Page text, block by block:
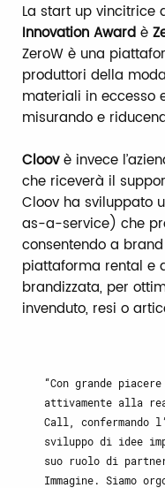
La start up vincitrice
Innovation Award è
ZeroW è una
produttori della
materiali in eccesso
misurando e
Cloovè invece
che riceverà il
Cloov ha sviluppato
as-a-service) che
consentendo a
piattaforma rental e
brandizzata, per
invenduto, resi o
Con grande
attivamente alla
Call, confermando
sviluppo di idee
suo ruolo di
Immagine. Siamo